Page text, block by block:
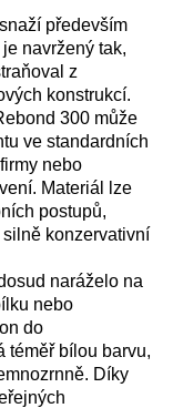
především
navržený tak,
z
konstrukcí.
300 může
ve standardních
nebo
Materiál lze
postupů,
konzervativní
naráželo na
nebo
do
téměř bílou barvu,
Díky